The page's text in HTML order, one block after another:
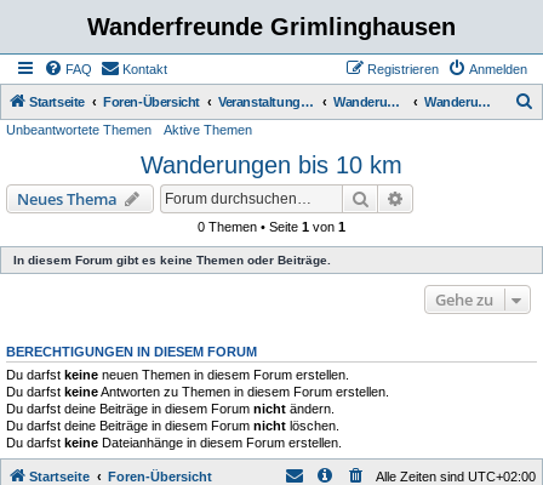
Wanderfreunde Grimlinghausen
FAQ Kontakt Anmelden
Registrieren
Startseite Foren-Übersicht Veranstaltungen / Wanderungen Wanderungen Wanderungen bis 10 km
Unbeantwortete Themen Aktive Themen
Wanderungen bis 10 km
Neues Thema Suche
0 Themen • Seite 1 von 1
In diesem Forum gibt es keine Themen oder Beiträge.
Gehe zu
BERECHTIGUNGEN IN DIESEM FORUM
Du darfst keine neuen Themen in diesem Forum erstellen.
Du darfst keineAntworten zu Themen in diesem Forum erstellen.
Du darfst deine Beiträge in diesem Forum nicht ändern.
Du darfst deine Beiträge in diesem Forum nicht löschen.
Du darfst keine Dateianhänge in diesem Forum erstellen.
Startseite Foren-Übersicht Alle Zeiten sind UTC+02:00